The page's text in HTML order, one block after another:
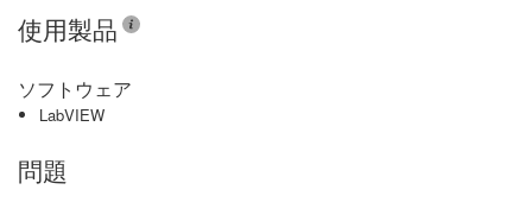
使用製品
ソフトウェア
LabVIEW
問題